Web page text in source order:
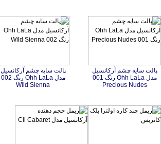
پالت سایه چشم آرکانسیل
مدل Ohh LaLa رنگ 001
Precious Nudes
پالت سایه چشم آرکانسیل
مدل Ohh LaLa رنگ 002
Wild Sienna